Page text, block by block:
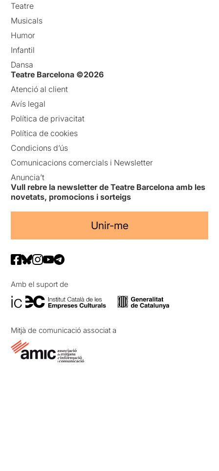
Teatre
Musicals
Humor
Infantil
Dansa
Teatre Barcelona ©2026
Atenció al client
Avís legal
Política de privacitat
Política de cookies
Condicions d’ús
Comunicacions comercials i Newsletter
Anuncia’t
Vull rebre la newsletter de Teatre Barcelona amb les
novetats, promocions i sorteigs
Unir-me
Amb el suport de
Mitjà de comunicació associat a